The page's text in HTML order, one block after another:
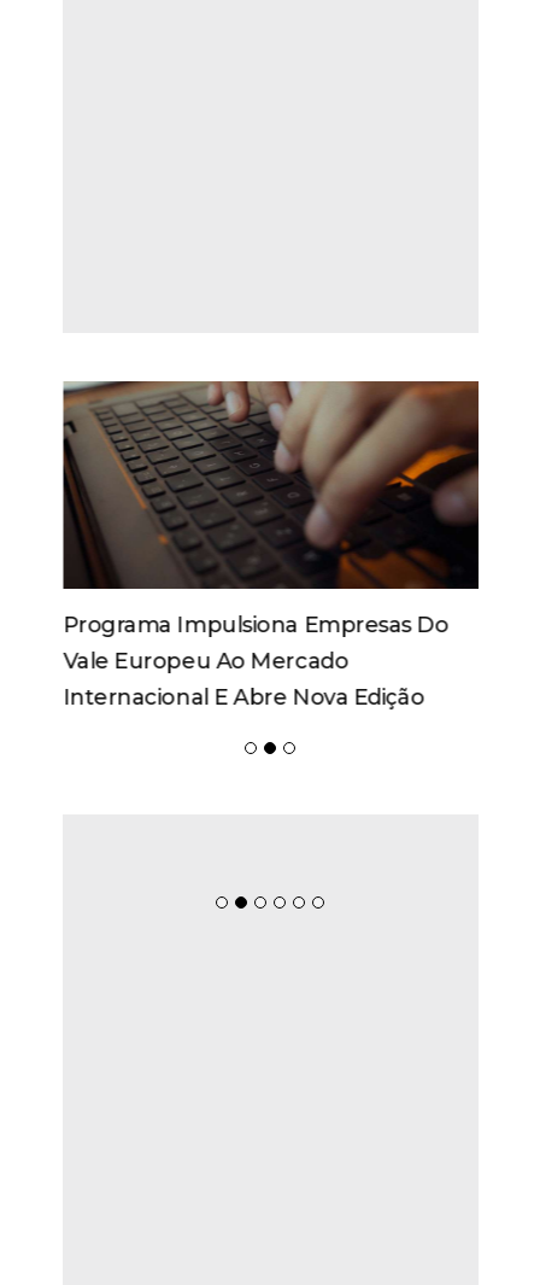
Programa Impulsiona Empresas Do
Vale Europeu Ao Mercado
Internacional E Abre Nova Edição